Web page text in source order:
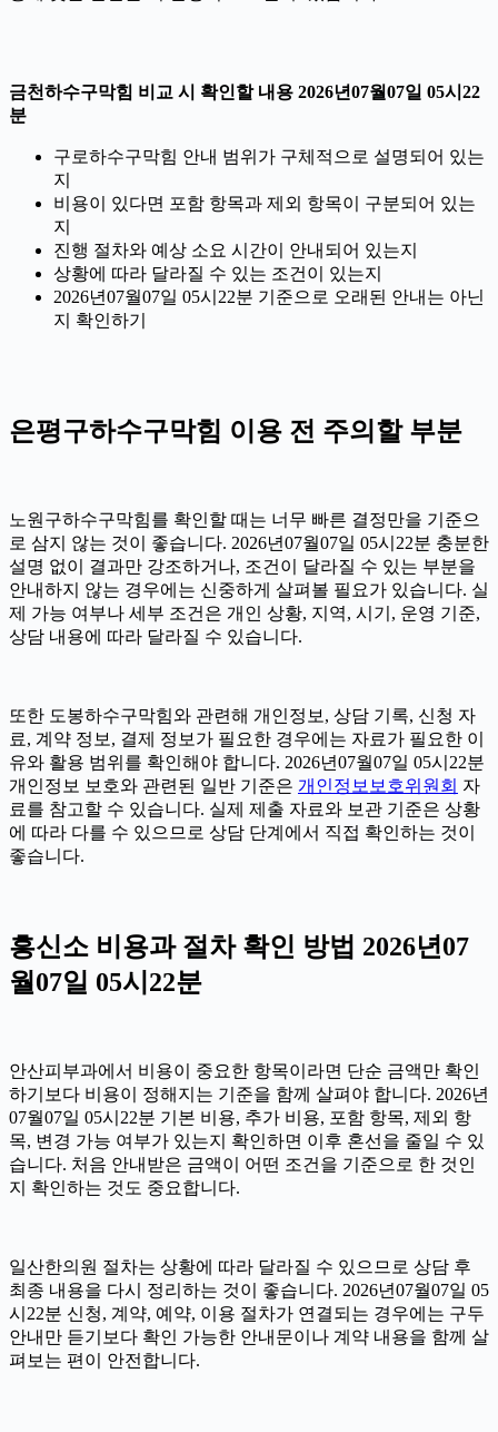
금천하수구막힘 비교 시 확인할 내용 2026년07월07일 05시22
분
구로하수구막힘 안내 범위가 구체적으로 설명되어 있는
지
비용이 있다면 포함 항목과 제외 항목이 구분되어 있는
지
진행 절차와 예상 소요 시간이 안내되어 있는지
상황에 따라 달라질 수 있는 조건이 있는지
2026년07월07일 05시22분 기준으로 오래된 안내는 아닌
지 확인하기
은평구하수구막힘 이용 전 주의할 부분
노원구하수구막힘를 확인할 때는 너무 빠른 결정만을 기준으
로 삼지 않는 것이 좋습니다. 2026년07월07일 05시22분 충분한
설명 없이 결과만 강조하거나, 조건이 달라질 수 있는 부분을
안내하지 않는 경우에는 신중하게 살펴볼 필요가 있습니다. 실
제 가능 여부나 세부 조건은 개인 상황, 지역, 시기, 운영 기준,
상담 내용에 따라 달라질 수 있습니다.
또한 도봉하수구막힘와 관련해 개인정보, 상담 기록, 신청 자
료, 계약 정보, 결제 정보가 필요한 경우에는 자료가 필요한 이
유와 활용 범위를 확인해야 합니다. 2026년07월07일 05시22분
개인정보 보호와 관련된 일반 기준은 개인정보보호위원회 자
료를 참고할 수 있습니다. 실제 제출 자료와 보관 기준은 상황
에 따라 다를 수 있으므로 상담 단계에서 직접 확인하는 것이
좋습니다.
흥신소 비용과 절차 확인 방법 2026년07
월07일 05시22분
안산피부과에서 비용이 중요한 항목이라면 단순 금액만 확인
하기보다 비용이 정해지는 기준을 함께 살펴야 합니다. 2026년
07월07일 05시22분 기본 비용, 추가 비용, 포함 항목, 제외 항
목, 변경 가능 여부가 있는지 확인하면 이후 혼선을 줄일 수 있
습니다. 처음 안내받은 금액이 어떤 조건을 기준으로 한 것인
지 확인하는 것도 중요합니다.
일산한의원 절차는 상황에 따라 달라질 수 있으므로 상담 후
최종 내용을 다시 정리하는 것이 좋습니다. 2026년07월07일 05
시22분 신청, 계약, 예약, 이용 절차가 연결되는 경우에는 구두
안내만 듣기보다 확인 가능한 안내문이나 계약 내용을 함께 살
펴보는 편이 안전합니다.